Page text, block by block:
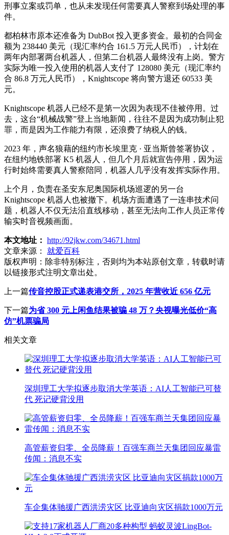
刑事立案或罚单，也从未发现任何需要真人警察到场处理的事
件。
都柏林市原本还准备为 DubBot 投入更多资金。最初的合同金
额为 238440 美元（现汇率约合 161.5 万元人民币），计划在
两年内部署两台机器人，但第二台机器人最终没有上岗。警方
实际为唯一投入使用的机器人支付了 128080 美元（现汇率约
合 86.8 万元人民币），Knightscope 将向警方退还 60533 美
元。
Knightscope 机器人已经不是第一次因为表现不佳被停用。过
去，这台“机械战警”登上当地新闻，往往不是因为成功制止犯
罪，而是因为工作能力有限，还浪费了纳税人的钱。
2023 年，声名狼藉的纽约市长埃里克 · 亚当斯曾签署协议，
在纽约地铁部署 K5 机器人，但几个月后就宣告停用，因为运
行时始终需要真人警察陪同，机器人几乎没有发挥实际作用。
上个月，负责在圣安东尼奥国际机场巡逻的另一台
Knightscope 机器人也被撤下。机场方面遭遇了一连串技术问
题，机器人不仅无法沿直线移动，甚至无法向工作人员正常传
输实时音视频画面。
本文地址： http://92jkw.com/34671.html
文章来源：
就爱百科
版权声明： 除非特别标注，否则均为本站原创文章，转载时请
以链接形式注明文章出处。
上一篇传音控股正式递表港交所，2025 年营收近 656 亿元
下一篇为省 300 元上闲鱼结果被骗 48 万？央视曝光低价“高
仿”机票骗局
相关文章
深圳理工大学拟逐步取消大学英语：AI人工智能已可替
代 死记硬背没用
高管薪资归零、全员降薪！百强车商兰天集团回应暴雷
传闻：消息不实
车企集体驰援广西洪涝灾区 比亚迪向灾区捐款1000万元